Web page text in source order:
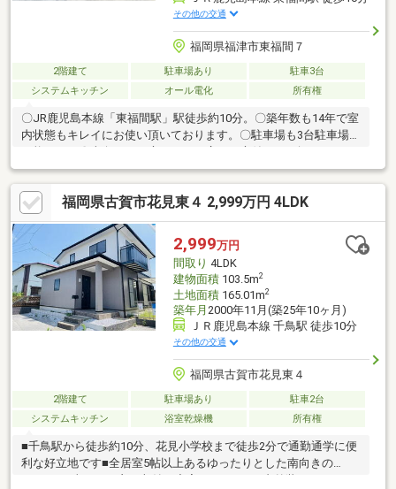
その他の交通
福岡県福津市東福間７
2階建て 駐車場あり
駐車3台
システムキッチン
オール電化 所有権
〇JR鹿児島本線「東福間駅」駅徒歩約10分。〇築年数も14年で室
内状態もキレイにお使い頂いております。〇駐車場も3台駐車場が
いる方にもおすすめです。〇 1階には和室あり、来客用やくつろ
ぎスペースとしても活用可能〇 2階には洋室が3部屋あり、子ども
部屋や書斎にもぴったり〇 主寝室にはウォークインクローゼット
付きで収納力抜群〇小学校も徒歩約3分圏内でお子様の通学距離に
も優しいです。〇閑静な住宅地で子育て世代にも優しい住環境で
す。〇リフォーム、リノベーション向きの物件です。〇内覧希望
はナカジツまで。
福岡県古賀市花見東４ 2,999万円 4LDK
2,999万円
間取り 4LDK
建物面積103.5m2
土地面積165.01m2
築年月 2000年11月(築25年10ヶ月)
ＪＲ鹿児島本線 千鳥駅 徒歩10分
その他の交通
福岡県古賀市花見東４
2階建て 駐車場あり
駐車2台
システムキッチン
浴室乾燥機 所有権
■千鳥駅から徒歩約10分、花見小学校まで徒歩2分で通勤通学に便
利な好立地です■全居室5帖以上あるゆったりとした南向きの